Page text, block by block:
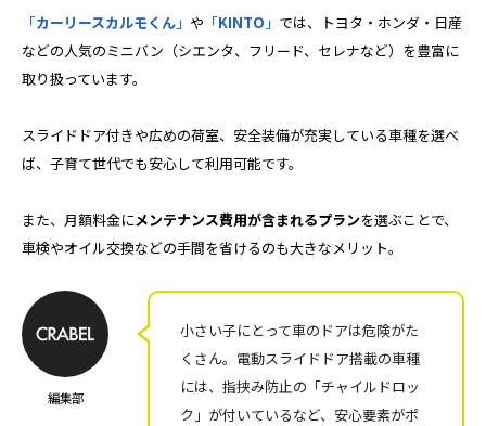
「カーリースカルモくん 」 や 「KINTO 」 では、トヨタ・ホンダ・日産
などの人気のミニバン（シエンタ、フリード、セレナなど）を豊富に
取り扱っています。
スライドドア付きや広めの荷室、安全装備が充実している車種を選べ
ば、子育て世代でも安心して利用可能です。
また、月額料金にメンテナンス費用が含まれるプランを選ぶことで、
車検やオイル交換などの手間を省けるのも大きなメリット。
編集部
小さい子にとって車のドアは危険がた
くさん。電動スライドドア搭載の車種
には、指挟み防止の「チャイルドロッ
ク」が付いているなど、安心要素がポ